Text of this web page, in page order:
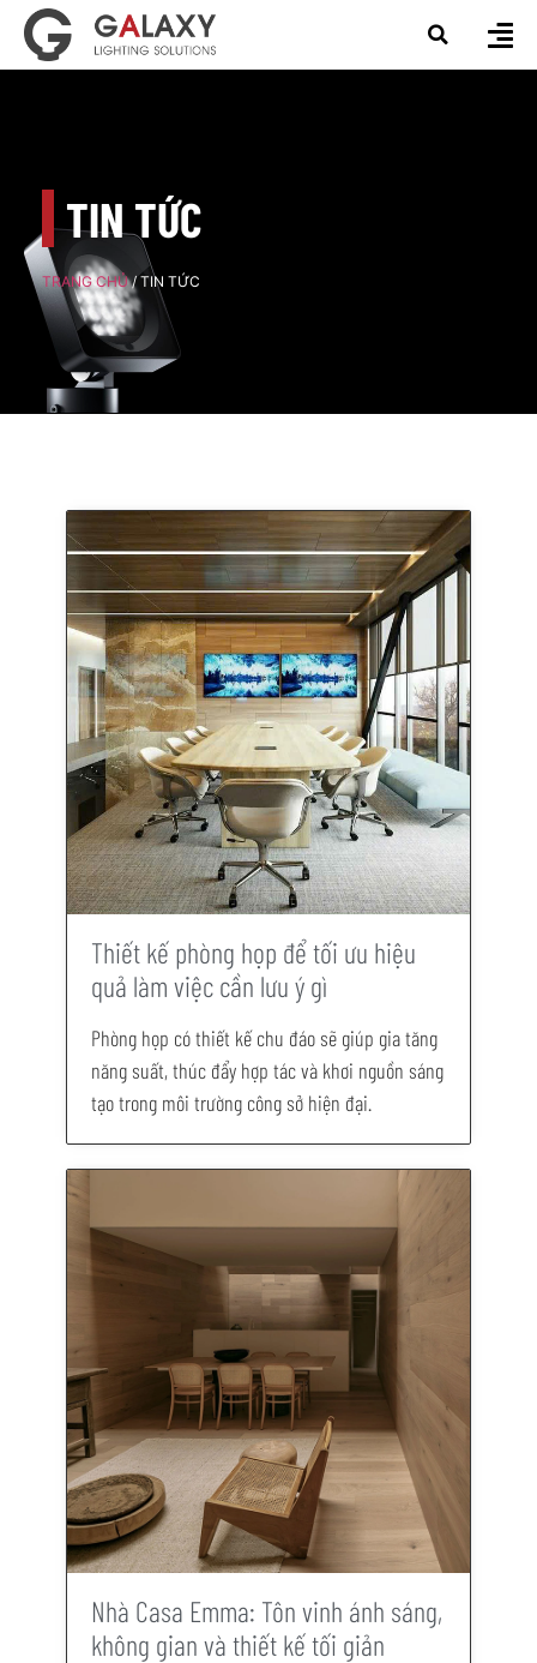
TIN TỨC
TRANG CHỦ/ TIN TỨC
Thiết kế phòng họp để tối ưu hiệu
quả làm việc cần lưu ý gì
Phòng họp có thiết kế chu đáo sẽ giúp gia tăng
năng suất, thúc đẩy hợp tác và khơi nguồn sáng
tạo trong môi trường công sở hiện đại.
Nhà Casa Emma: Tôn vinh ánh sáng,
không gian và thiết kế tối giản